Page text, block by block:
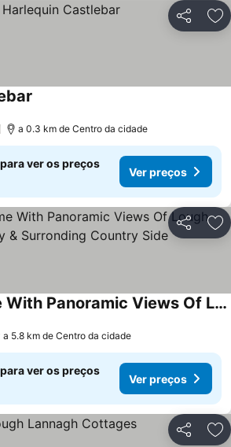
Partilhar
a 0.3 km de Centro da cidade
ver os preços
Ver preços
Partilhar
A Modern Home With Panoramic Views Of Lough Islandeady & Surronding Country Side
a 5.8 km de Centro da cidade
ver os preços
Ver preços
Partilhar